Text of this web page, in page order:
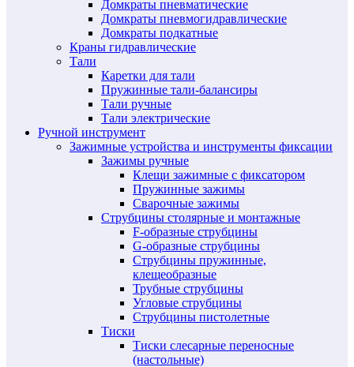
Домкраты пневматические
Домкраты пневмогидравлические
Домкраты подкатные
Краны гидравлические
Тали
Каретки для тали
Пружинные тали-балансиры
Тали ручные
Тали электрические
Ручной инструмент
Зажимные устройства и инструменты фиксации
Зажимы ручные
Клещи зажимные с фиксатором
Пружинные зажимы
Сварочные зажимы
Струбцины столярные и монтажные
F-образные струбцины
G-образные струбцины
Струбцины пружинные,
клещеобразные
Трубные струбцины
Угловые струбцины
Струбцины пистолетные
Тиски
Тиски слесарные переносные
(настольные)